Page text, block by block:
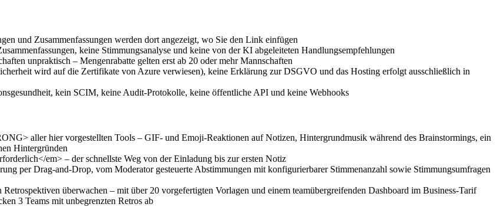
und Zusammenfassungen werden dort angezeigt, wo Sie den Link einfügen
keine Stimmungsanalyse und keine von der KI abgeleiteten Handlungsempfehlungen
unpraktisch – Mengenrabatte gelten erst ab 20 oder mehr Mannschaften
wird auf die Zertifikate von Azure verwiesen), keine Erklärung zur DSGVO und das Hosting erfolgt ausschließlich in
kein SCIM, keine Audit-Protokolle, keine öffentliche API und keine Webhooks
aller hier vorgestellten Tools – GIF- und Emoji-Reaktionen auf Notizen, Hintergrundmusik während des Brainstormings, ein
Hintergründen
em> – der schnellste Weg von der Einladung bis zur ersten Notiz
per Drag-and-Drop, vom Moderator gesteuerte Abstimmungen mit konfigurierbarer Stimmenanzahl sowie Stimmungsumfragen
überwachen – mit über 20 vorgefertigten Vorlagen und einem teamübergreifenden Dashboard im Business-Tarif
3 Teams mit unbegrenzten Retros ab